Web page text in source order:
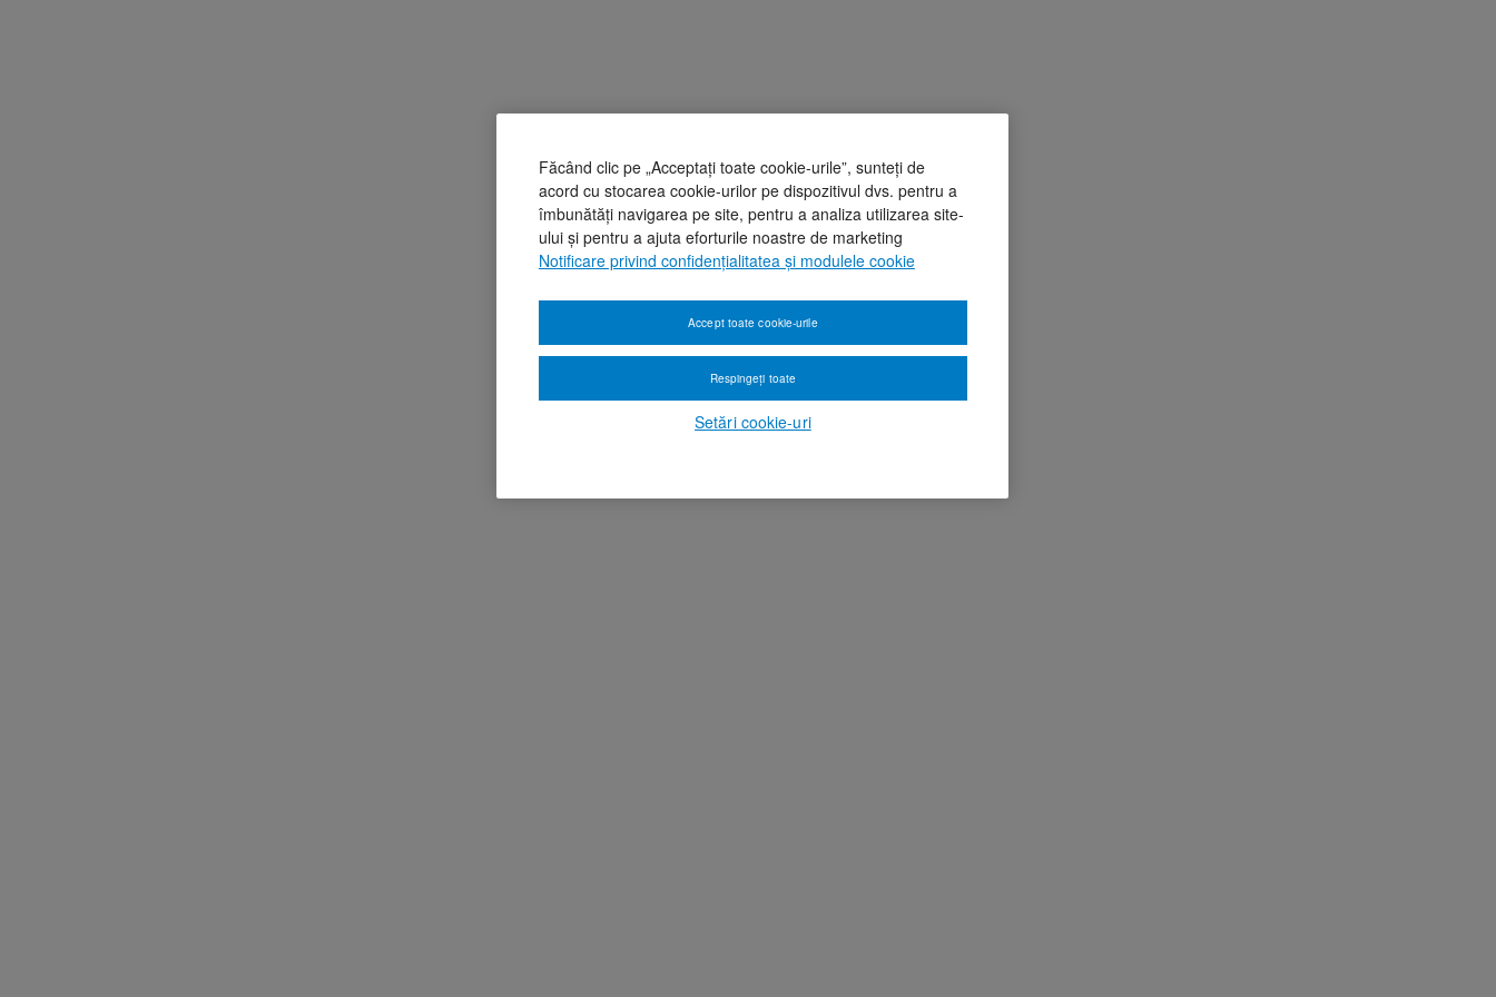
Făcând clic pe „Acceptați toate cookie-urile”, sunteți de
acord cu stocarea cookie-urilor pe dispozitivul dvs. pentru a
îmbunătăți navigarea pe site, pentru a analiza utilizarea site-
ului și pentru a ajuta eforturile noastre de marketing
Notificare privind confidențialitatea și modulele cookie
Setări cookie-uri
Respingeți toate
Accept toate cookie-urile